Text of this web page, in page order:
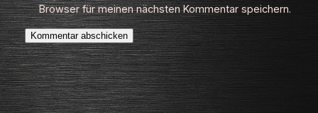
Browser für meinen nächsten Kommentar speichern.